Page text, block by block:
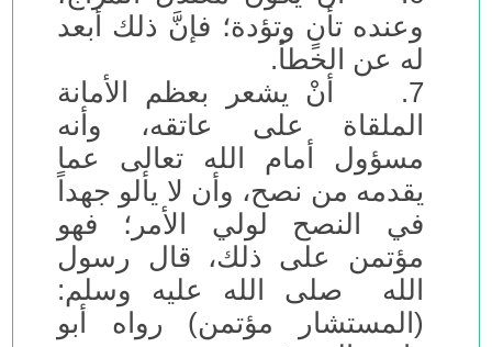
وعنده تأنٍ وتؤدة؛ فإنَّ ذلك أبعد
له عن الخطأ.
7. أنْ يشعر بعظم الأمانة
الملقاة على عاتقه، وأنه
مسؤول أمام الله تعالى عما
يقدمه من نصح، وأن لا يألو جهداً
في النصح لولي الأمر؛ فهو
مؤتمن على ذلك، قال رسول
الله صلى الله عليه وسلم:
(المستشار مؤتمن) رواه أبو